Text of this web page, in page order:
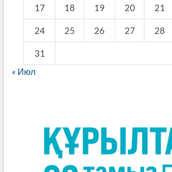
17 18 19 20 21
24 25 26 27 28
31
« Июл